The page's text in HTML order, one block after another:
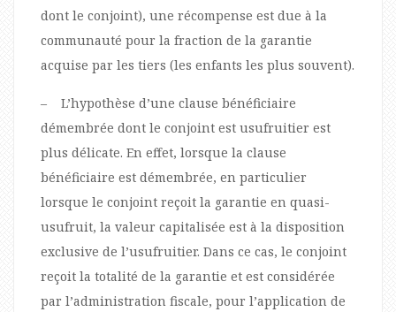
dont le conjoint), une récompense est due à la
communauté pour la fraction de la garantie
acquise par les tiers (les enfants les plus souvent).
– L’hypothèse d’une clause bénéficiaire
démembrée dont le conjoint est usufruitier est
plus délicate. En effet, lorsque la clause
bénéficiaire est démembrée, en particulier
lorsque le conjoint reçoit la garantie en quasi-
usufruit, la valeur capitalisée est à la disposition
exclusive de l’usufruitier. Dans ce cas, le conjoint
reçoit la totalité de la garantie et est considérée
par l’administration fiscale, pour l’application de